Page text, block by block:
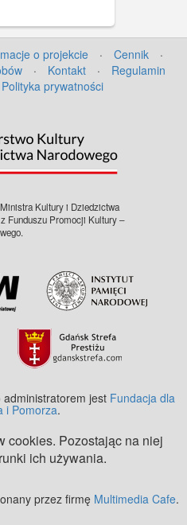
o projekcie · Cennik
·
· Kontakt ·
Regulamin
Polityka prywatności
Kultury i Dziedzictwa
Funduszu Promocji Kultury –
administratorem jest Fundacja dla
i Pomorza.
cookies. Pozostając na niej
ich używania.
przez firmę Multimedia Cafe.